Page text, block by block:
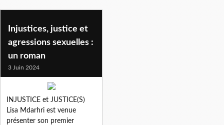
lisa mdahrhi
Injustices, justice et
agressions sexuelles :
un roman
3 Juin 2024
INJUSTICE et JUSTICE(S)
Lisa Mdarhri est venue
présenter son premier